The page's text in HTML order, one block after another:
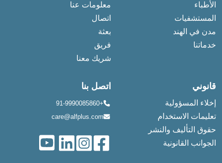
الأطباء
المستشفيات
مدن في الهند
خدماتنا
معلومات عنا
اتصال
بعثة
فريق
شريك معنا
قانوني
إخلاء المسؤولية
تعليمات الاستخدام
حقوق التأليف والنشر
الجوانب القانونية
اتصل بنا
+91-9990085860
care@alfplus.com